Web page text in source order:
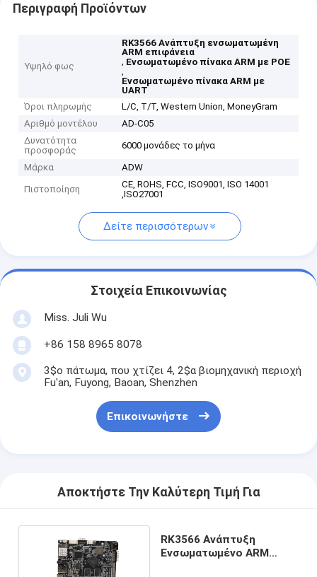
Περιγραφή Προϊόντων
Υψηλό φως
RK3566 Ανάπτυξη ενσωματωμένη
ARM επιφάνεια
, Ενσωματωμένο πίνακα ARM με POE
,
Ενσωματωμένο πίνακα ARM με
UART
Όροι πληρωμής
L/C, T/T, Western Union, MoneyGram
Αριθμό μοντέλου
AD-C05
Δυνατότητα
προσφοράς
6000 μονάδες το μήνα
Μάρκα ADW
Πιστοποίηση
CE, ROHS, FCC, ISO9001, ISO 14001
,ISO27001
Δείτε περισσότερων
Στοιχεία Επικοινωνίας
Miss. Juli Wu
+86 158 8965 8078
3$ο πάτωμα, που χτίζει 4, 2$α βιομηχανική περιοχή
Fu'an, Fuyong, Baoan, Shenzhen
Επικοινωνήστε
Αποκτήστε Την Καλύτερη Τιμή Για
RK3566 Ανάπτυξη
Ενσωματωμένο ARM